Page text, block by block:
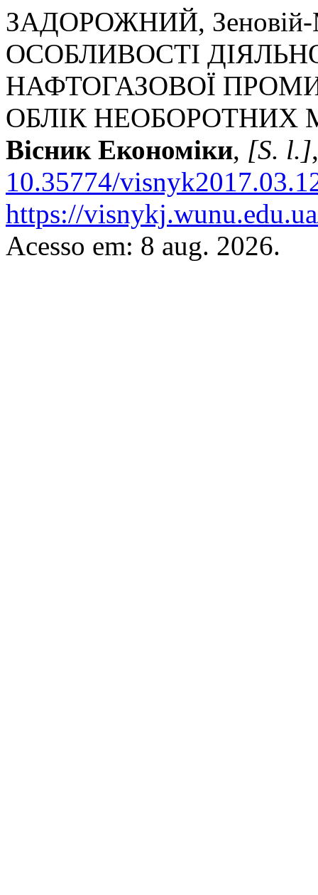
ЗАДОРОЖНИЙ,
ОСОБЛИВОСТІ
НАФТОГАЗОВОЇ
ОБЛІК НЕОБОРОТНИХ
Вісник Економіки, [S. l.]
10.35774/
https://
Acesso em: 8 aug. 2026.